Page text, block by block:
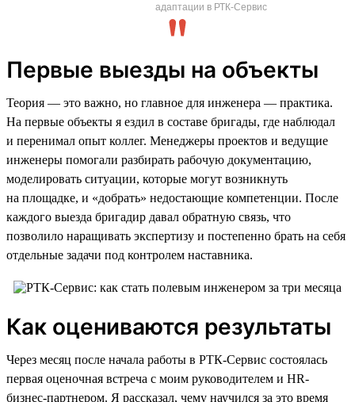
адаптации в РТК-Сервис
Первые выезды на объекты
Теория — это важно, но главное для инженера — практика.
На первые объекты я ездил в составе бригады, где наблюдал
и перенимал опыт коллег. Менеджеры проектов и ведущие
инженеры помогали разбирать рабочую документацию,
моделировать ситуации, которые могут возникнуть
на площадке, и «добрать» недостающие компетенции. После
каждого выезда бригадир давал обратную связь, что
позволило наращивать экспертизу и постепенно брать на себя
отдельные задачи под контролем наставника.
Как оцениваются результаты
Через месяц после начала работы в РТК-Сервис состоялась
первая оценочная встреча с моим руководителем и HR-
бизнес-партнером. Я рассказал, чему научился за это время